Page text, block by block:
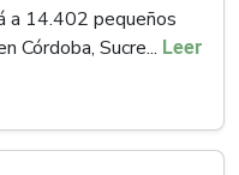
a 14.402 pequeños
Córdoba, Sucre... Leer